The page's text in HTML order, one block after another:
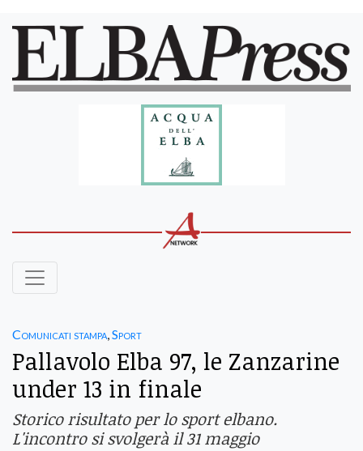
Comunicati stampa,Sport
Pallavolo Elba 97, le Zanzarine
under 13 in finale
Storico risultato per lo sport elbano.
L'incontro si svolgerà il 31 maggio